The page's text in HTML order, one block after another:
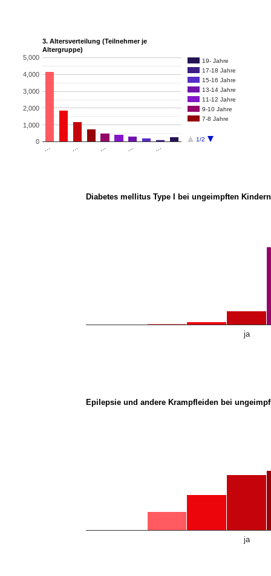
3. Altersverteilung (Teilnehmer je
Altergruppe)
19- Jahre
17-18 Jahre
15-16 Jahre
13-14 Jahre
11-12 Jahre
9-10 Jahre
7-8 Jahre
1/2
… … … … …
0
1,000
2,000
3,000
4,000
5,000
Diabetes mellitus Type I bei ungeimpften Kindern
ja
Epilepsie und andere Krampfleiden bei
ja